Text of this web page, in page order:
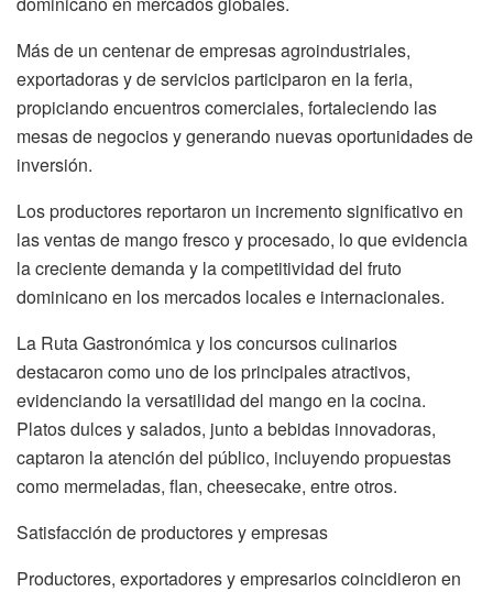
Más de un centenar de empresas agroindustriales,
exportadoras y de servicios participaron en la feria,
propiciando encuentros comerciales, fortaleciendo las
mesas de negocios y generando nuevas oportunidades de
inversión.
Los productores reportaron un incremento significativo en
las ventas de mango fresco y procesado, lo que evidencia
la creciente demanda y la competitividad del fruto
dominicano en los mercados locales e internacionales.
La Ruta Gastronómica y los concursos culinarios
destacaron como uno de los principales atractivos,
evidenciando la versatilidad del mango en la cocina.
Platos dulces y salados, junto a bebidas innovadoras,
captaron la atención del público, incluyendo propuestas
como mermeladas, flan, cheesecake, entre otros.
Satisfacción de productores y empresas
Productores, exportadores y empresarios coincidieron en